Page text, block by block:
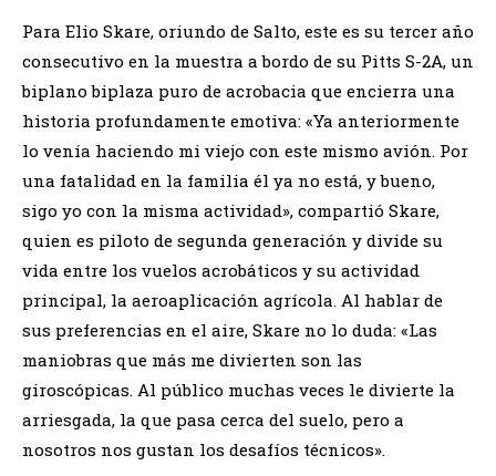
​Para Elio Skare, oriundo de Salto, este es su tercer año
consecutivo en la muestra a bordo de su Pitts S-2A, un
biplano biplaza puro de acrobacia que encierra una
historia profundamente emotiva: «Ya anteriormente
lo venía haciendo mi viejo con este mismo avión. Por
una fatalidad en la familia él ya no está, y bueno,
sigo yo con la misma actividad», compartió Skare,
quien es piloto de segunda generación y divide su
vida entre los vuelos acrobáticos y su actividad
principal, la aeroaplicación agrícola. Al hablar de
sus preferencias en el aire, Skare no lo duda: «Las
maniobras que más me divierten son las
giroscópicas. Al público muchas veces le divierte la
arriesgada, la que pasa cerca del suelo, pero a
nosotros nos gustan los desafíos técnicos».